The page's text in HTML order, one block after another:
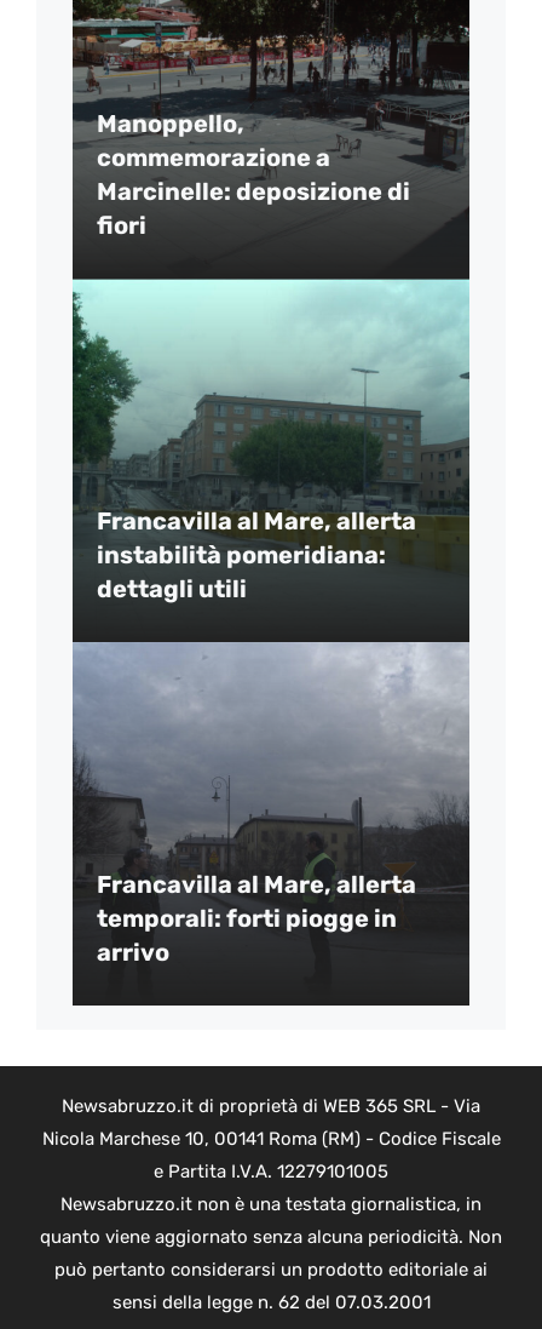
Manoppello,
commemorazione a
Marcinelle: deposizione di
fiori
Francavilla al Mare, allerta
instabilità pomeridiana:
dettagli utili
Francavilla al Mare, allerta
temporali: forti piogge in
arrivo
Newsabruzzo.it di proprietà di WEB 365 SRL - Via
Nicola Marchese 10, 00141 Roma (RM) - Codice Fiscale
e Partita I.V.A. 12279101005
Newsabruzzo.it non è una testata giornalistica, in
quanto viene aggiornato senza alcuna periodicità. Non
può pertanto considerarsi un prodotto editoriale ai
sensi della legge n. 62 del 07.03.2001